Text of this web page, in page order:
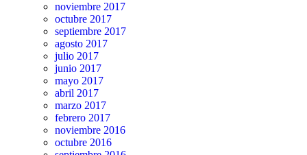
noviembre 2017
octubre 2017
septiembre 2017
agosto 2017
julio 2017
junio 2017
mayo 2017
abril 2017
marzo 2017
febrero 2017
noviembre 2016
octubre 2016